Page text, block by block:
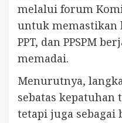
melalui forum
untuk memastikan
PPT, dan PPSPM
memadai.
Menurutnya,
sebatas kepatuhan
tetapi juga sebagai